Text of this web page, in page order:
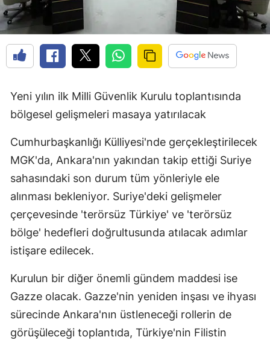
Yeni yılın ilk Milli Güvenlik Kurulu toplantısında
bölgesel gelişmeleri masaya yatırılacak
Cumhurbaşkanlığı Külliyesi'nde gerçekleştirilecek
MGK'da, Ankara'nın yakından takip ettiği Suriye
sahasındaki son durum tüm yönleriyle ele
alınması bekleniyor. Suriye'deki gelişmeler
çerçevesinde 'terörsüz Türkiye' ve 'terörsüz
bölge' hedefleri doğrultusunda atılacak adımlar
istişare edilecek.
Kurulun bir diğer önemli gündem maddesi ise
Gazze olacak. Gazze'nin yeniden inşası ve ihyası
sürecinde Ankara'nın üstleneceği rollerin de
görüşüleceği toplantıda, Türkiye'nin Filistin